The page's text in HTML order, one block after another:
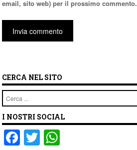
email, sito web) per il prossimo commento.
CERCA NEL SITO
Cerca
I NOSTRI SOCIAL
F T